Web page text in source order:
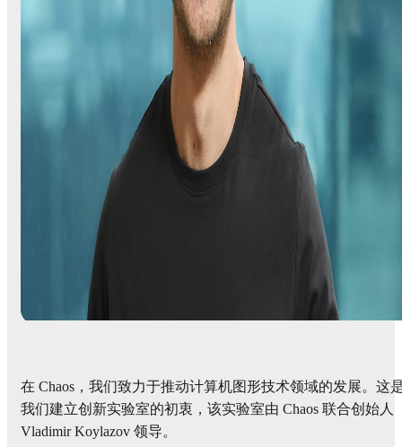
在 Chaos，我们致力于推动计算机图形技术领域的发展。这
我们建立创新实验室的初衷，该实验室由 Chaos 联合创始人
Vladimir Koylazov 领导。